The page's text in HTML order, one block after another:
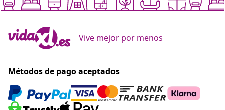
Vive mejor por menos
Métodos de pago aceptados